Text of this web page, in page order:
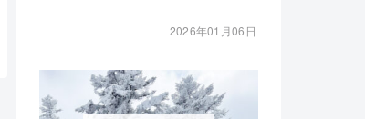
2026年01月06日